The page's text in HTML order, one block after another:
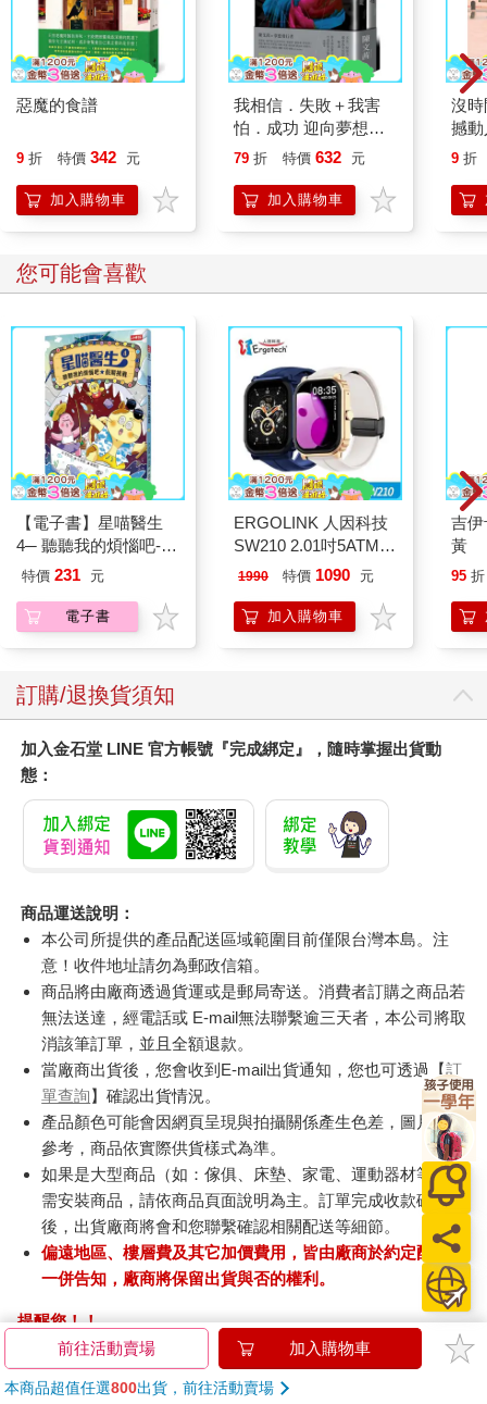
惡魔的食譜
9 折 特價 342 元
加入購物車
我相信．失敗＋我害
怕．成功 迎向夢想套
書
79 折 特價 632 元
加入購物車
沒
撼
9 折
您可能會喜歡
【電子書】星喵醫生
4─ 聽聽我的煩惱吧-假
期挑戰
特價 231 元
電子書
ERGOLINK 人因科技
SW210 2.01吋5ATM游
泳心率血氧藍牙通話腕
1990 特價 1090 元
加入購物車
吉
黃
95 折
訂購/退換貨須知
加入金石堂 LINE 官方帳號『完成綁定』，隨時掌握出貨動
態：
商品運送說明：
本公司所提供的產品配送區域範圍目前僅限台灣本島。注
意！收件地址請勿為郵政信箱。
商品將由廠商透過貨運或是郵局寄送。消費者訂購之商品若
無法送達，經電話或 E-mail無法聯繫逾三天者，本公司將取
消該筆訂單，並且全額退款。
當廠商出貨後，您會收到E-mail出貨通知，您也可透過【訂
單查詢】確認出貨情況。
產品顏色可能會因網頁呈現與拍攝關係產生色差，圖片僅供
參考，商品依實際供貨樣式為準。
如果是大型商品（如：傢俱、床墊、家電、運動器材等）及
需安裝商品，請依商品頁面說明為主。訂單完成收款確認
後，出貨廠商將會和您聯繫確認相關配送等細節。
偏遠地區、樓層費及其它加價費用，皆由廠商於約定配送時
一併告知，廠商將保留出貨與否的權利。
提醒您！！
金石堂及銀行均不會請您操作ATM! 如接獲電話要求您前往
ATM提款機，請不要聽從指示，以免受騙上當！
前往活動賣場 加入購物車
本商品超值任選800出貨，前往活動賣場